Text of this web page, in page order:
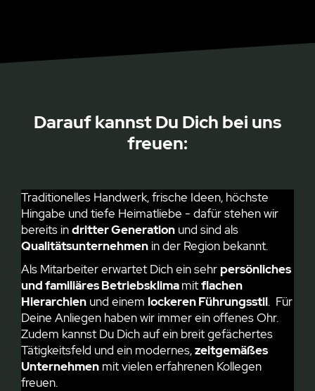
Darauf kannst Du Dich bei uns
freuen:
Traditionelles Handwerk, frische Ideen, höchste
Hingabe und tiefe Heimatliebe - dafür stehen wir
bereits indritter Generation und sind als
Qualitätsunternehmen in der Region bekannt.
Als Mitarbeiter erwartet Dich ein sehr persönliches
und familiäres Betriebsklimamitflachen
Hierarchien und einem lockeren Führungsstil. Für
Deine Anliegen haben wir immer ein offenes Ohr.
Zudem kannst Du Dich auf ein breit gefächertes
Tätigkeitsfeld und ein modernes,zeitgemäßes
Unternehmen mit vielen erfahrenen Kollegen
freuen.